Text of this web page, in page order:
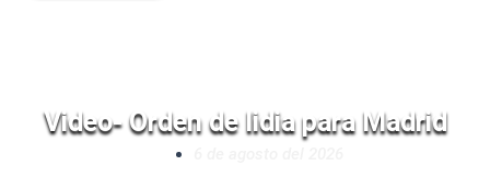
Video- Orden de lidia para Madrid